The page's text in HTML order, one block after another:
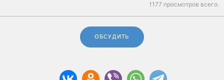
1177 просмотров всего.
ОБСУДИТЬ